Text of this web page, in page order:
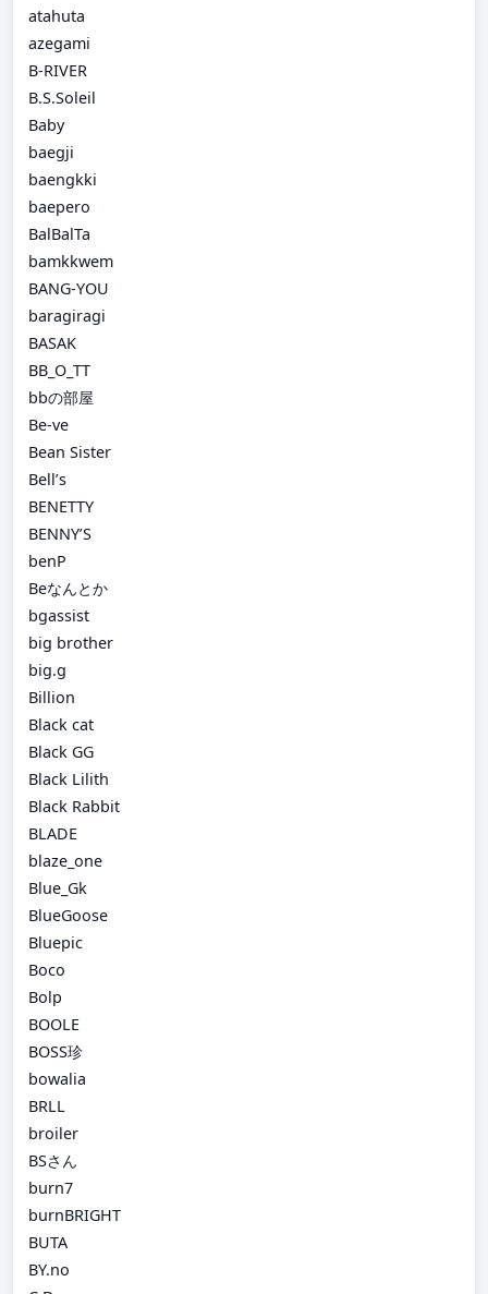
atahuta
azegami
B-RIVER
B.S.Soleil
Baby
baegji
baengkki
baepero
BalBalTa
bamkkwem
BANG-YOU
baragiragi
BASAK
BB_O_TT
bbの部屋
Be-ve
Bean Sister
Bell’s
BENETTY
BENNY’S
benP
Beなんとか
bgassist
big brother
big.g
Billion
Black cat
Black GG
Black Lilith
Black Rabbit
BLADE
blaze_one
Blue_Gk
BlueGoose
Bluepic
Boco
Bolp
BOOLE
BOSS珍
bowalia
BRLL
broiler
BSさん
burn7
burnBRIGHT
BUTA
BY.no